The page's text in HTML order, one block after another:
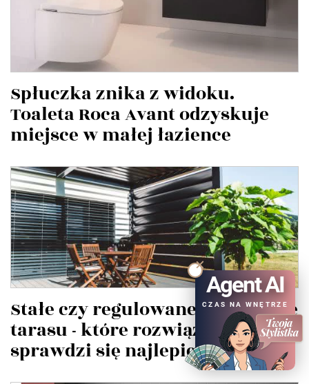
Spłuczka znika z widoku.
Toaleta Roca Avant odzyskuje
miejsce w małej łazience
Stałe czy regulowane zadaszenie
tarasu - które rozwiązanie
sprawdzi się najlepiej?
Agent AI
CZAS NA WNĘTRZE